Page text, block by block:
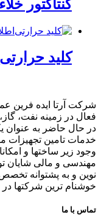
کنتاکتور خلاء
کلید حرارتی
شرکت آرتا ایده فرین
فعال در زمینه نفت،
در حال حاضر به عنوان
خدمات تامین تجهیزات
وجود زیر ساختها و
مهندسی و مالی شایان
نوین و به پشتوانه تخصص
خوشنام ترین شرکتها در
تماس با ما